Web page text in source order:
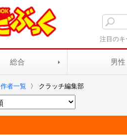
注目のキ
総合 男性
作者一覧 〉 クラッチ編集部